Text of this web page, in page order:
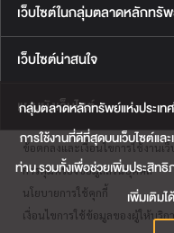
กลุ่มตลาดหลักทรัพย์แห่งประเท
การใช้งานที่ดีที่สุดบนเว็บไซต์แ
ท่าน รวมทั้งเพื่อช่วยเพิ่มประสิท
เพิ่มเติมไ
เว็บไซต์ในกลุ่มตลาดหลักทรั
เว็บไซต์น่าสนใจ
แผนผังเว็บไซต์
ข้อตกลงและเงื่อนไขการใช้งานเ
การคุ้มครองข้อมูลส่วนบุคคล
นโยบายการใช้คุกกี้
เงื่อนไขการใช้ข้อมูลของผู้ให้บริก